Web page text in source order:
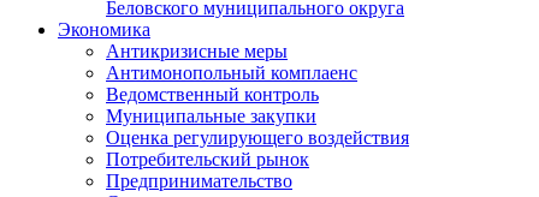
Беловского муниципального округа
Экономика
Антикризисные меры
Антимонопольный комплаенс
Ведомственный контроль
Муниципальные закупки
Оценка регулирующего воздействия
Потребительский рынок
Предпринимательство